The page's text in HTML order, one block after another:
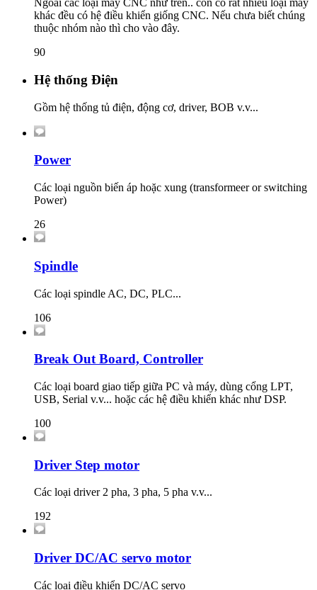
Ngoài các loại máy CNC như trên.. còn có rất nhiều loại máy
khác đều có hệ điều khiển giống CNC. Nếu chưa biết chúng
thuộc nhóm nào thì cho vào đây.
90
Hệ thống Điện
Gồm hệ thống tủ điện, động cơ, driver, BOB v.v...
Power
Các loại nguồn biến áp hoặc xung (transformeer or switching
Power)
26
Spindle
Các loại spindle AC, DC, PLC...
106
Break Out Board, Controller
Các loại board giao tiếp giữa PC và máy, dùng cổng LPT,
USB, Serial v.v... hoặc các hệ điều khiển khác như DSP.
100
Driver Step motor
Các loại driver 2 pha, 3 pha, 5 pha v.v...
192
Driver DC/AC servo motor
Các loại điều khiển DC/AC servo